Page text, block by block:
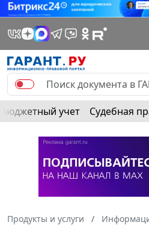
Бюджетный учет Судебная
Продукты и услуги